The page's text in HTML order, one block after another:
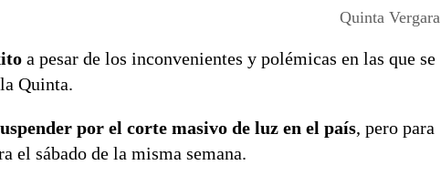
Quinta Vergara
a pesar de los inconvenientes y polémicas en las que se
Quinta.
por el corte masivo de luz en el país, pero para
el sábado de la misma semana.